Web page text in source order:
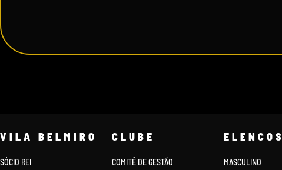
VILA BELMIRO
SÓCIO REI
CLUBE
COMITÊ DE GESTÃO
ELENCOS
MASCULINO